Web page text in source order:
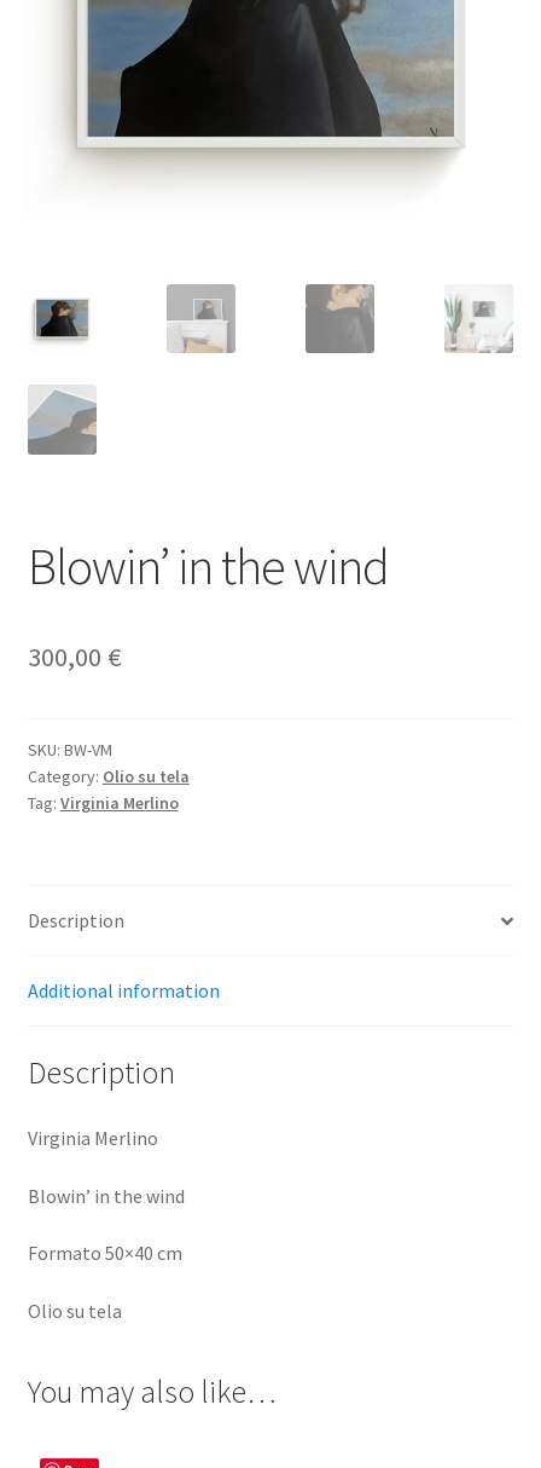
Blowin’ in the wind
300,00 €
SKU: BW-VM
Category: Olio su tela
Tag: Virginia Merlino
Description
Additional information
Description
Virginia Merlino
Blowin’ in the wind
Formato 50×40 cm
Olio su tela
You may also like…